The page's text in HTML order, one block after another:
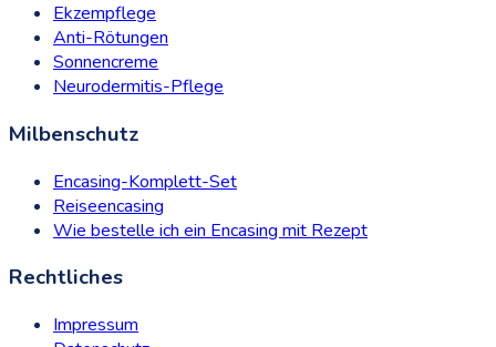
Ekzempflege
Anti-Rötungen
Sonnencreme
Neurodermitis-Pflege
Milbenschutz
Encasing-Komplett-Set
Reiseencasing
Wie bestelle ich ein Encasing mit Rezept
Rechtliches
Impressum